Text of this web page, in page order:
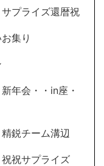
プライズ還暦祝
集り
年会・・in座・
鋭チーム溝辺
祝サプライズ